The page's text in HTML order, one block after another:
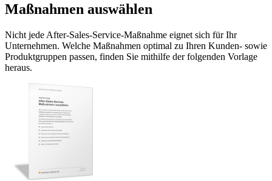
Maßnahmen auswählen
Nicht jede After-Sales-Service-Maßnahme eignet sich für Ihr
Unternehmen. Welche Maßnahmen optimal zu Ihren Kunden- sowie
Produktgruppen passen, finden Sie mithilfe der folgenden Vorlage
heraus.